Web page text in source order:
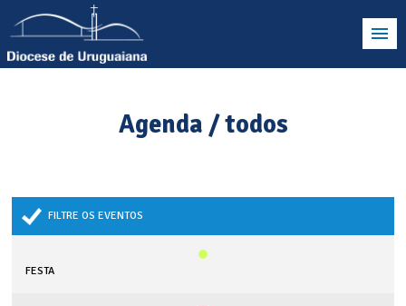
Agenda / todos
FILTRE OS EVENTOS
FESTA